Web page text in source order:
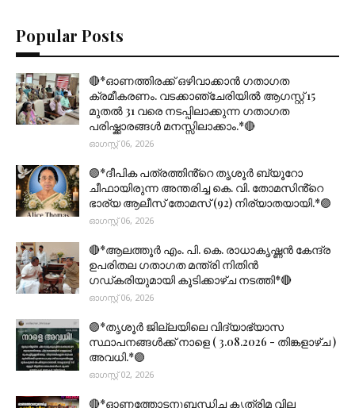
Popular Posts
🔴*ഓണത്തിരക്ക് ഒഴിവാക്കാൻ ഗതാഗത
ക്രമീകരണം. വടക്കാഞ്ചേരിയിൽ ആഗസ്റ്റ് 15
മുതല്‍ 31 വരെ നടപ്പിലാക്കുന്ന ഗതാഗത
പരിഷ്ക്കാരങ്ങൾ മനസ്സിലാക്കാം.*🔴
ഓഗസ്റ്റ് 06, 2026
🟣*ദീപിക പത്രത്തിൻ്റെ തൃശൂർ ബ്യൂറോ
ചീഫായിരുന്ന അന്തരിച്ച കെ. വി. തോമസിൻ്റെ
ഭാര്യ ആലീസ് തോമസ് (92) നിര്യാതയായി.*🟣
ഓഗസ്റ്റ് 06, 2026
🔴*ആലത്തൂർ എം. പി. കെ. രാധാകൃഷ്ണൻ കേന്ദ്ര
ഉപരിതല ഗതാഗത മന്ത്രി നിതിൻ
ഗഡ്കരിയുമായി കൂടിക്കാഴ്ച നടത്തി*🔴
ഓഗസ്റ്റ് 06, 2026
🟣*തൃശൂര്‍ ജില്ലയിലെ വിദ്യാഭ്യാസ
സ്ഥാപനങ്ങൾക്ക് നാളെ ( 3.08.2026 - തിങ്കളാഴ്ച )
അവധി.*🟣
ഓഗസ്റ്റ് 02, 2026
🔴*ഓണത്തോടനുബന്ധിച്ച കൃത്രിമ വില